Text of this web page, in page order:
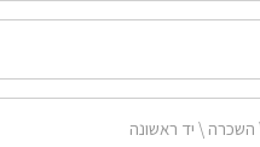
השכרה \ יד ראשונה